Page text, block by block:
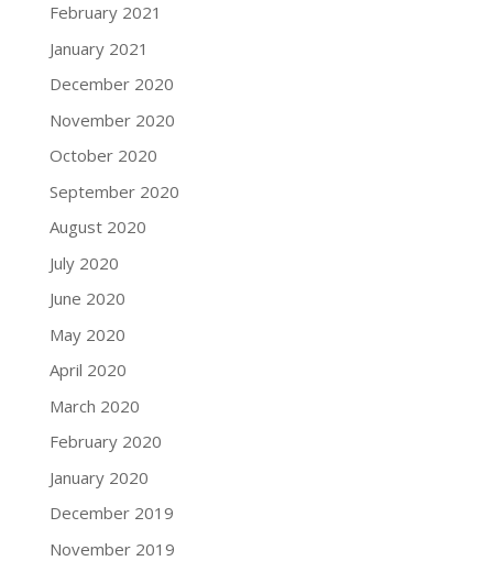
February 2021
January 2021
December 2020
November 2020
October 2020
September 2020
August 2020
July 2020
June 2020
May 2020
April 2020
March 2020
February 2020
January 2020
December 2019
November 2019